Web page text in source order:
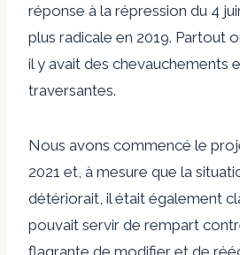
réponse à la répression du 4
plus radicale en 2019. Partout
il y avait des chevauchements
traversantes.
Nous avons commencé le
2021 et, à mesure que la
détériorait, il était également
pouvait servir de rempart
flagrante de modifier et de